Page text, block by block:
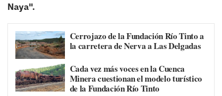
Naya".
Cerrojazo de la Fundación Río Tinto a
la carretera de Nerva a Las Delgadas
Cada vez más voces en la Cuenca
Minera cuestionan el modelo turístico
de la Fundación Río Tinto